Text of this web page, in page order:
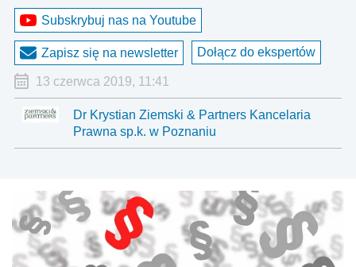
Subskrybuj nas na Youtube
Zapisz się na newsletter Dołącz do ekspertów
13 czerwca 2019, 11:41
Dr Krystian Ziemski & Partners Kancelaria
Prawna sp.k. w Poznaniu